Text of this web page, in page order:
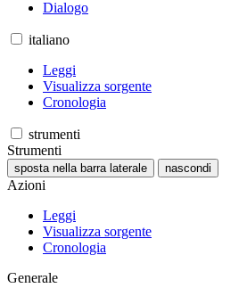
Dialogo
italiano
Leggi
Visualizza sorgente
Cronologia
strumenti
Strumenti
sposta nella barra laterale nascondi
Azioni
Leggi
Visualizza sorgente
Cronologia
Generale